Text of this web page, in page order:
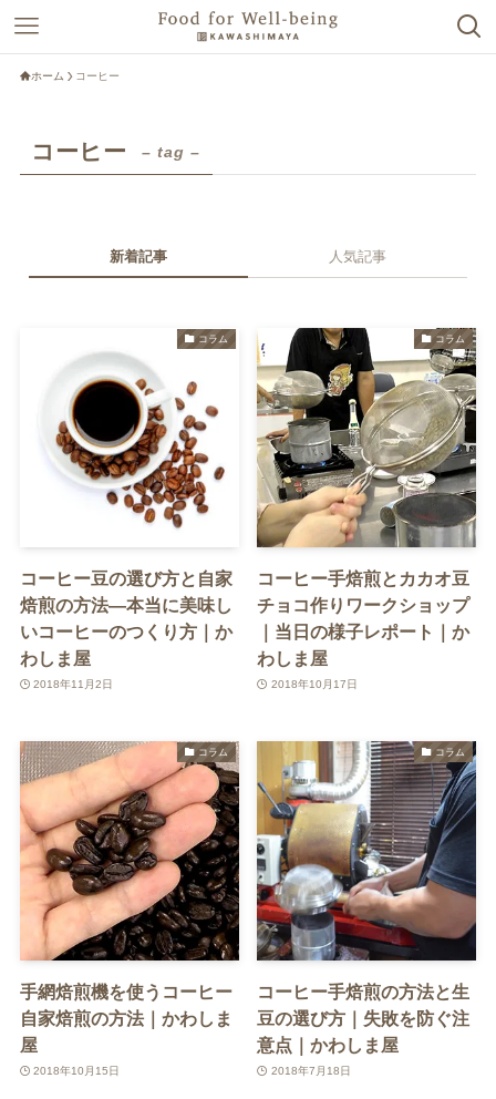
ホーム コーヒー
コーヒー – tag –
新着記事 人気記事
コラム
コーヒー豆の選び方と自家
焙煎の方法—本当に美味し
いコーヒーのつくり方｜か
わしま屋
2018年11月2日
コラム
コーヒー手焙煎とカカオ豆
チョコ作りワークショップ
｜当日の様子レポート｜か
わしま屋
2018年10月17日
コラム
手網焙煎機を使うコーヒー
自家焙煎の方法｜かわしま
屋
2018年10月15日
コラム
コーヒー手焙煎の方法と生
豆の選び方｜失敗を防ぐ注
意点｜かわしま屋
2018年7月18日